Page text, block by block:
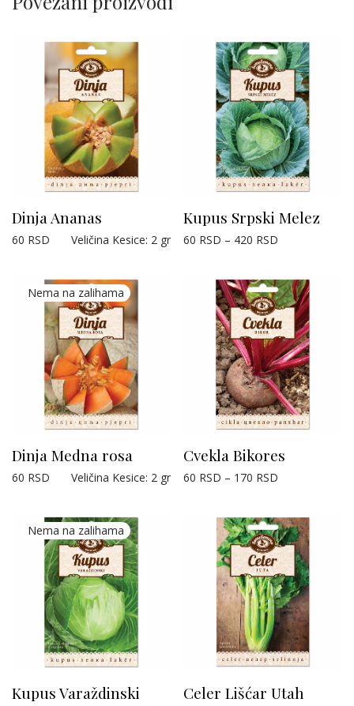
Dinja Ananas
Veličina Kesice: 2 gr
60 RSD
Kupus Srpski Melez
60 RSD – 420 RSD
Dinja Medna rosa
Veličina Kesice: 2 gr
60 RSD
Cvekla Bikores
60 RSD – 170 RSD
Kupus Varaždinski Celer Lišćar Utah